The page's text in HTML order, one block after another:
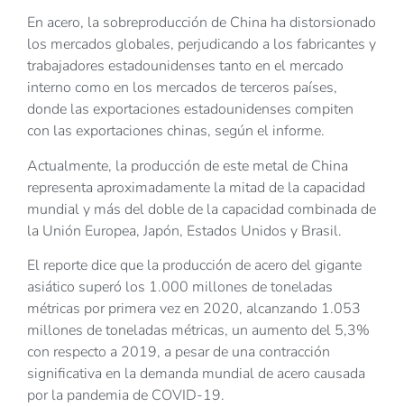
En acero, la sobreproducción de China ha distorsionado
los mercados globales, perjudicando a los fabricantes y
trabajadores estadounidenses tanto en el mercado
interno como en los mercados de terceros países,
donde las exportaciones estadounidenses compiten
con las exportaciones chinas, según el informe.
Actualmente, la producción de este metal de China
representa aproximadamente la mitad de la capacidad
mundial y más del doble de la capacidad combinada de
la Unión Europea, Japón, Estados Unidos y Brasil.
El reporte dice que la producción de acero del gigante
asiático superó los 1.000 millones de toneladas
métricas por primera vez en 2020, alcanzando 1.053
millones de toneladas métricas, un aumento del 5,3%
con respecto a 2019, a pesar de una contracción
significativa en la demanda mundial de acero causada
por la pandemia de COVID-19.